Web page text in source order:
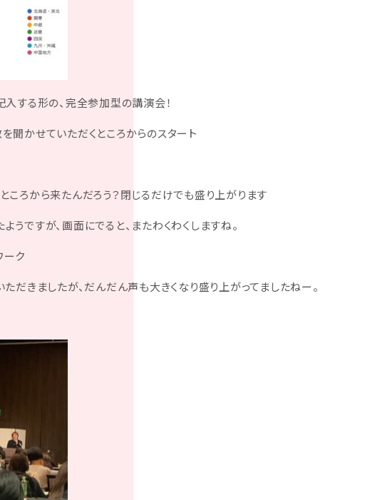
入する形の、完全参加型の講演会！
聞かせていただくところからのスタート
ころから来たんだろう？閉じるだけでも盛り上がります
ですが、画面にでると、またわくわくしますね。
ーク
だきましたが、だんだん声も大きくなり盛り上がってましたねー。